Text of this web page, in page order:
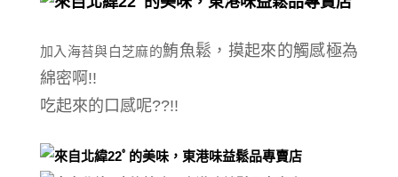
加入海苔與白芝麻的鮪魚鬆，摸起來的觸感極為
綿密啊!!
吃起來的口感呢??!!